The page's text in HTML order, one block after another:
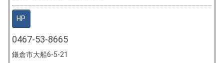
HP
0467-53-8665
鎌倉市大船6-5-21